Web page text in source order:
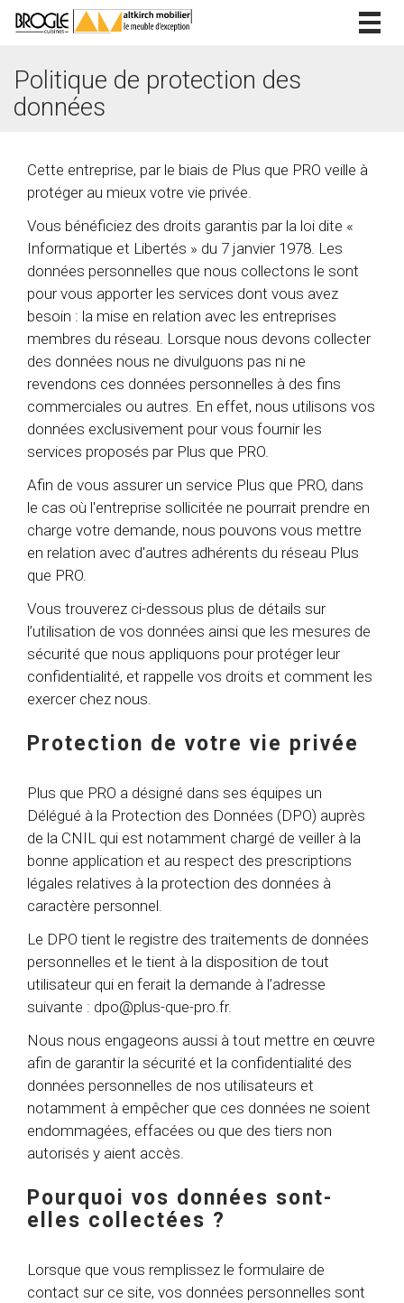
Politique de protection des
données
Cette entreprise, par le biais de Plus que PRO veille à
protéger au mieux votre vie privée.
Vous bénéficiez des droits garantis par la loi dite «
Informatique et Libertés » du 7 janvier 1978. Les
données personnelles que nous collectons le sont
pour vous apporter les services dont vous avez
besoin : la mise en relation avec les entreprises
membres du réseau. Lorsque nous devons collecter
des données nous ne divulguons pas ni ne
revendons ces données personnelles à des fins
commerciales ou autres. En effet, nous utilisons vos
données exclusivement pour vous fournir les
services proposés par Plus que PRO.
Afin de vous assurer un service Plus que PRO, dans
le cas où l'entreprise sollicitée ne pourrait prendre en
charge votre demande, nous pouvons vous mettre
en relation avec d'autres adhérents du réseau Plus
que PRO.
Vous trouverez ci-dessous plus de détails sur
l’utilisation de vos données ainsi que les mesures de
sécurité que nous appliquons pour protéger leur
confidentialité, et rappelle vos droits et comment les
exercer chez nous.
Protection de votre vie privée
Plus que PRO a désigné dans ses équipes un
Délégué à la Protection des Données (DPO) auprès
de la CNIL qui est notamment chargé de veiller à la
bonne application et au respect des prescriptions
légales relatives à la protection des données à
caractère personnel.
Le DPO tient le registre des traitements de données
personnelles et le tient à la disposition de tout
utilisateur qui en ferait la demande à l’adresse
suivante : dpo@plus-que-pro.fr.
Nous nous engageons aussi à tout mettre en œuvre
afin de garantir la sécurité et la confidentialité des
données personnelles de nos utilisateurs et
notamment à empêcher que ces données ne soient
endommagées, effacées ou que des tiers non
autorisés y aient accès.
Pourquoi vos données sont-
elles collectées ?
Lorsque que vous remplissez le formulaire de
contact sur ce site, vos données personnelles sont